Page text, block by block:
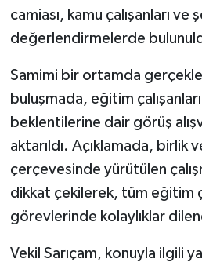
camiası, kamu çalışanları
değerlendirmelerde
Samimi bir ortamda
buluşmada, eğitim
beklentilerine dair görüş
aktarıldı. Açıklamada, birlik
çerçevesinde yürütülen
dikkat çekilerek, tüm eğitim
görevlerinde kolaylıklar
Vekil Sarıçam, konuyla ilgili